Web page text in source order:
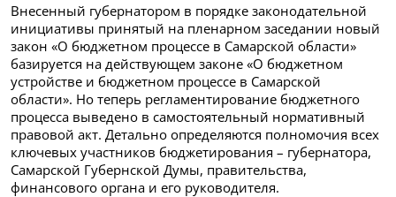
Внесенный губернатором в порядке законодательной
инициативы принятый на пленарном заседании новый
закон «О бюджетном процессе в Самарской области»
базируется на действующем законе «О бюджетном
устройстве и бюджетном процессе в Самарской
области». Но теперь регламентирование бюджетного
процесса выведено в самостоятельный нормативный
правовой акт. Детально определяются полномочия всех
ключевых участников бюджетирования – губернатора,
Самарской Губернской Думы, правительства,
финансового органа и его руководителя.